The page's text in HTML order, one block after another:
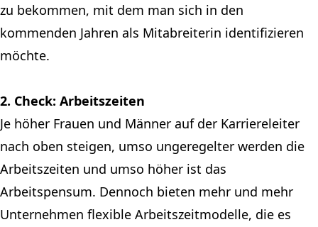
zu bekommen, mit dem man sich in den
kommenden Jahren als Mitabreiterin identifizieren
möchte.
2. Check: Arbeitszeiten
Je höher Frauen und Männer auf der Karriereleiter
nach oben steigen, umso ungeregelter werden die
Arbeitszeiten und umso höher ist das
Arbeitspensum. Dennoch bieten mehr und mehr
Unternehmen flexible Arbeitszeitmodelle, die es